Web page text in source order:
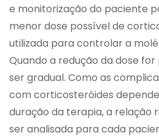
e monitorização do paciente
menor dose possível de
utilizada para controlar a
Quando a redução da dose
ser gradual. Como as
com corticosteróides
duração da terapia, a relação
ser analisada para cada